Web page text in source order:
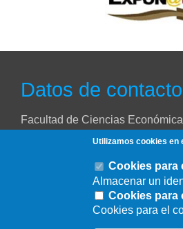
Datos de contacto
Facultad de Ciencias
Avda. Ramón y Cajal Nº 1,
Utilizamos cookies en
Cookies para
Almacenar un
Cookies para
Cookies para el